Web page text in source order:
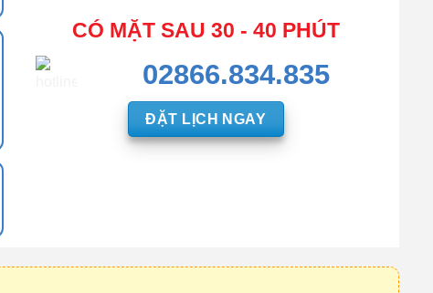
CÓ MẶT SAU 30 - 40 PHÚT
02866.834.835
ĐẶT LỊCH NGAY